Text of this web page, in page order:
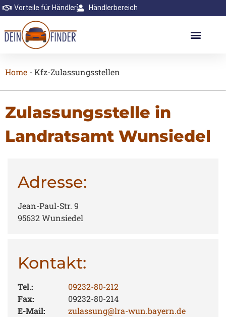
Vorteile für Händler Händlerbereich
Home - Kfz-Zulassungsstellen
Zulassungsstelle in
Landratsamt Wunsiedel
Adresse:
Jean-Paul-Str. 9
95632 Wunsiedel
Kontakt:
Tel.:
09232-80-212
Fax:
09232-80-214
E-Mail:
zulassung@lra-wun.bayern.de